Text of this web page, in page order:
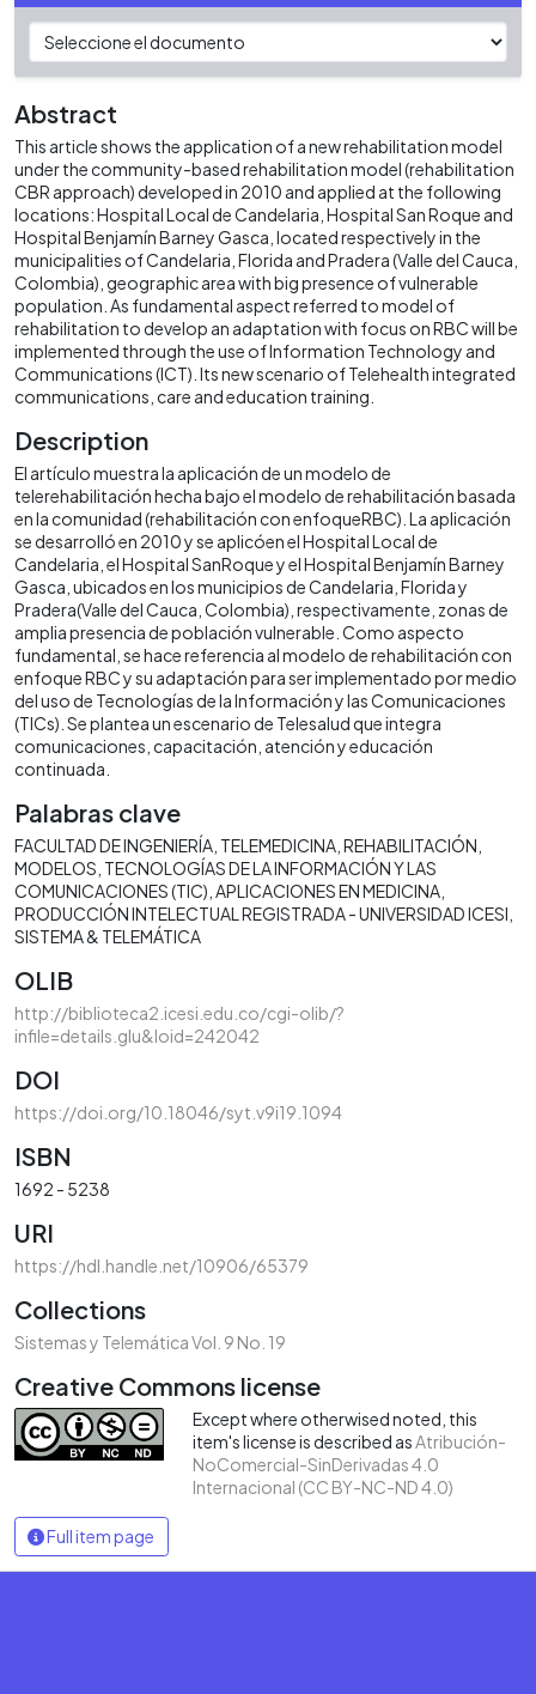
Abstract
This article shows the application of a new rehabilitation model
under the community-based rehabilitation model (rehabilitation
CBR approach) developed in 2010 and applied at the following
locations: Hospital Local de Candelaria, Hospital San Roque and
Hospital Benjamín Barney Gasca, located respectively in the
municipalities of Candelaria, Florida and Pradera (Valle del Cauca,
Colombia), geographic area with big presence of vulnerable
population. As fundamental aspect referred to model of
rehabilitation to develop an adaptation with focus on RBC will be
implemented through the use of Information Technology and
Communications (ICT). Its new scenario of Telehealth integrated
communications, care and education training.
Description
El artículo muestra la aplicación de un modelo de
telerehabilitación hecha bajo el modelo de rehabilitación basada
en la comunidad (rehabilitación con enfoqueRBC). La aplicación
se desarrolló en 2010 y se aplicóen el Hospital Local de
Candelaria, el Hospital SanRoque y el Hospital Benjamín Barney
Gasca, ubicados en los municipios de Candelaria, Florida y
Pradera(Valle del Cauca, Colombia), respectivamente, zonas de
amplia presencia de población vulnerable. Como aspecto
fundamental, se hace referencia al modelo de rehabilitación con
enfoque RBC y su adaptación para ser implementado por medio
del uso de Tecnologías de la Información y las Comunicaciones
(TICs). Se plantea un escenario de Telesalud que integra
comunicaciones, capacitación, atención y educación
continuada.
Palabras clave
FACULTAD DE INGENIERÍA TELEMEDICINA REHABILITACIÓN
MODELOS TECNOLOGÍAS DE LA INFORMACIÓN Y LAS
COMUNICACIONES (TIC) APLICACIONES EN MEDICINA
PRODUCCIÓN INTELECTUAL REGISTRADA - UNIVERSIDAD ICESI
SISTEMA & TELEMÁTICA
OLIB
http://biblioteca2.icesi.edu.co/cgi-olib/?
infile=details.glu&loid=242042
DOI
https://doi.org/10.18046/syt.v9i19.1094
ISBN
1692 - 5238
URI
https://hdl.handle.net/10906/65379
Collections
Sistemas y Telemática Vol. 9 No. 19
Creative Commons license
Except where otherwised noted, this
item's license is described asAtribución-
NoComercial-SinDerivadas 4.0
Internacional (CC BY-NC-ND 4.0)
Full item page